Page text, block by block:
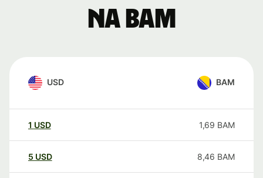
na BAM
USD BAM
1 USD 1,69 BAM
5 USD 8,46 BAM